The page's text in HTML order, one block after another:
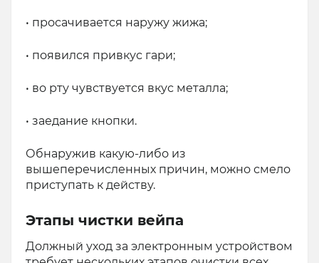
• просачивается наружу жижа;
• появился привкус гари;
• во рту чувствуется вкус металла;
• заедание кнопки.
Обнаружив какую-либо из
вышеперечисленных причин, можно смело
приступать к действу.
Этапы чистки вейпа
Должный уход за электронным устройством